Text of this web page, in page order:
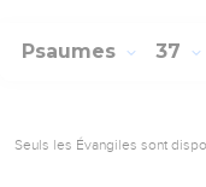
Psaumes 37
Seuls les Évangiles sont